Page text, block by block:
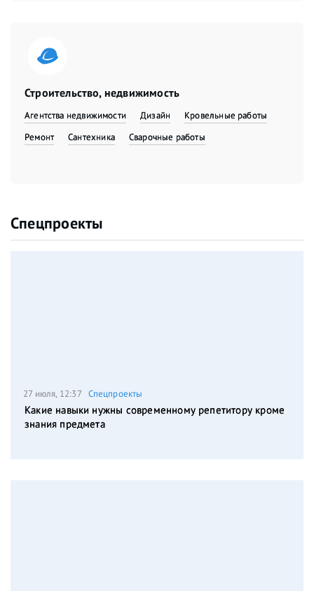
Строительство, недвижимость
Агентства недвижимости Дизайн
Кровельные работы
Ремонт
Сантехника Сварочные работы
Спецпроекты
27 июля, 12:37 Спецпроекты
Какие навыки нужны современному репетитору кроме
знания предмета